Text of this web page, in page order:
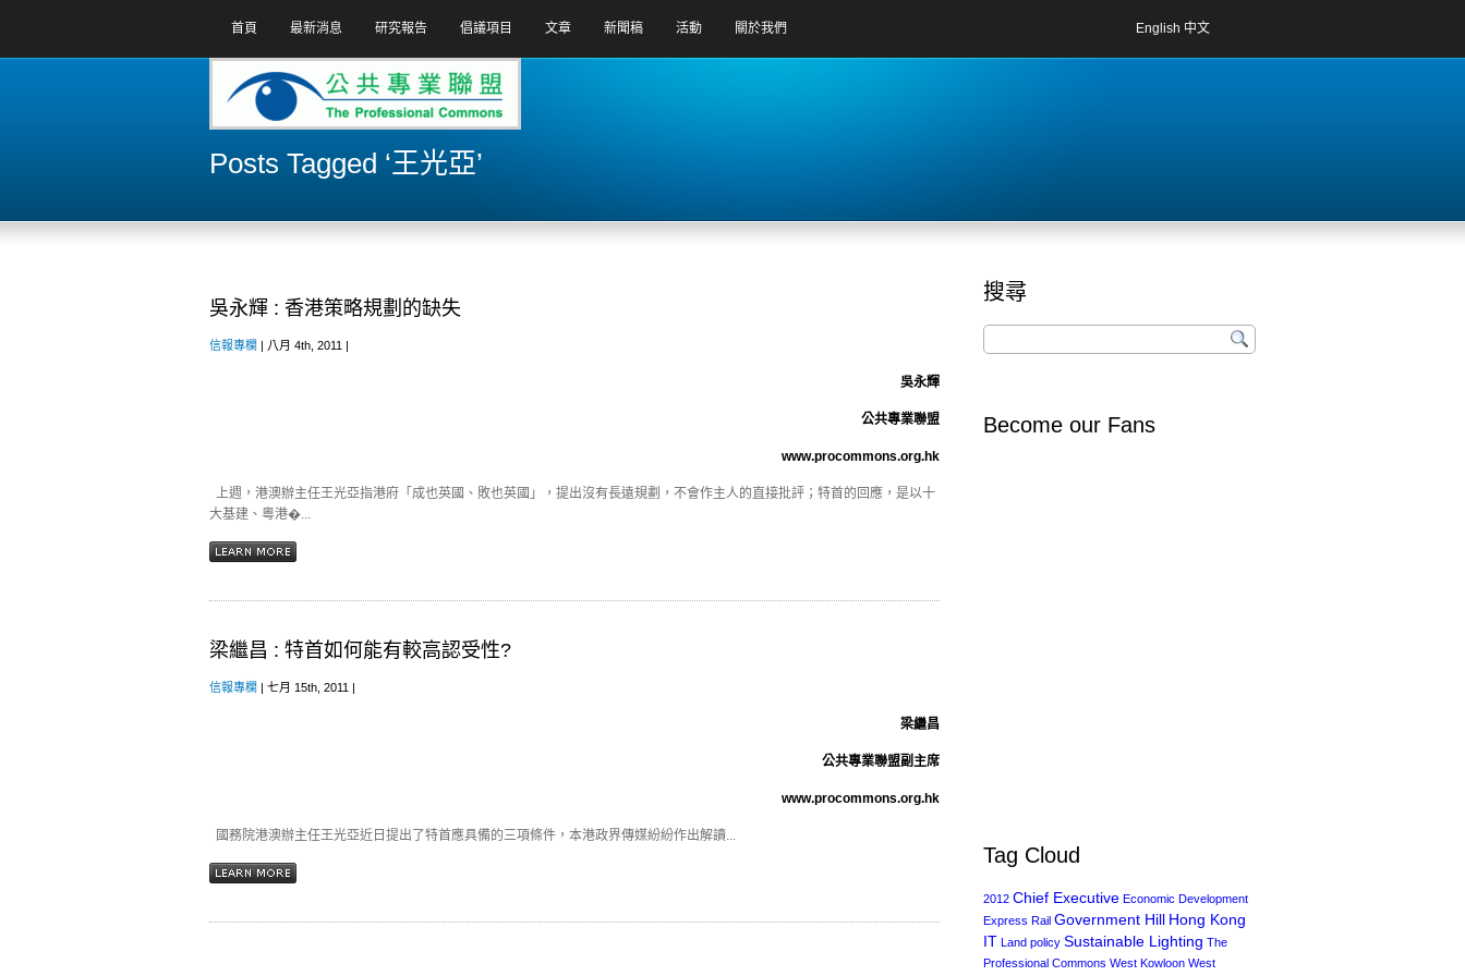
首頁 最新消息 研究報告 倡議項目 文章 新聞稿 活動 關於我們 English 中文
Posts Tagged ‘王光亞’
吳永輝 : 香港策略規劃的缺失
信報專欄 | 八月 4th, 2011 |
吳永輝
公共專業聯盟
www.procommons.org.hk
上週，港澳辦主任王光亞指港府「成也英國、敗也英國」，提出沒有長遠規劃，不會作主人的直接批評；特首的回應，是以十
大基建、粵港�...
梁繼昌 : 特首如何能有較高認受性?
信報專欄 | 七月 15th, 2011 |
梁繼昌
公共專業聯盟副主席
www.procommons.org.hk
國務院港澳辦主任王光亞近日提出了特首應具備的三項條件，本港政界傳媒紛紛作出解讀...
搜尋
Become our Fans
Tag Cloud
2012 Chief Executive Economic Development
Express Rail Government Hill Hong Kong
IT Land policy Sustainable Lighting The
Professional Commons West Kowloon West